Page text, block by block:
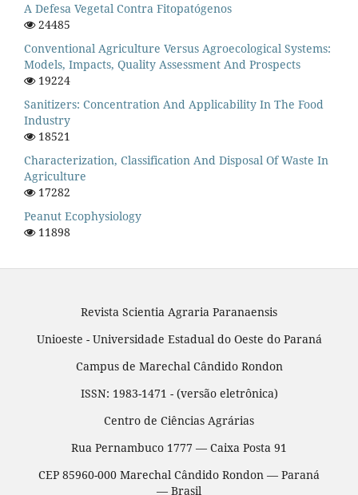
A Defesa Vegetal Contra Fitopatógenos
24485
Conventional Agriculture Versus Agroecological Systems:
Models, Impacts, Quality Assessment And Prospects
19224
Sanitizers: Concentration And Applicability In The Food
Industry
18521
Characterization, Classification And Disposal Of Waste In
Agriculture
17282
Peanut Ecophysiology
11898
Revista Scientia Agraria Paranaensis
Unioeste - Universidade Estadual do Oeste do Paraná
Campus de Marechal Cândido Rondon
ISSN: 1983-1471 - (versão eletrônica)
Centro de Ciências Agrárias
Rua Pernambuco 1777 — Caixa Posta 91
CEP 85960-000 Marechal Cândido Rondon — Paraná
— Brasil